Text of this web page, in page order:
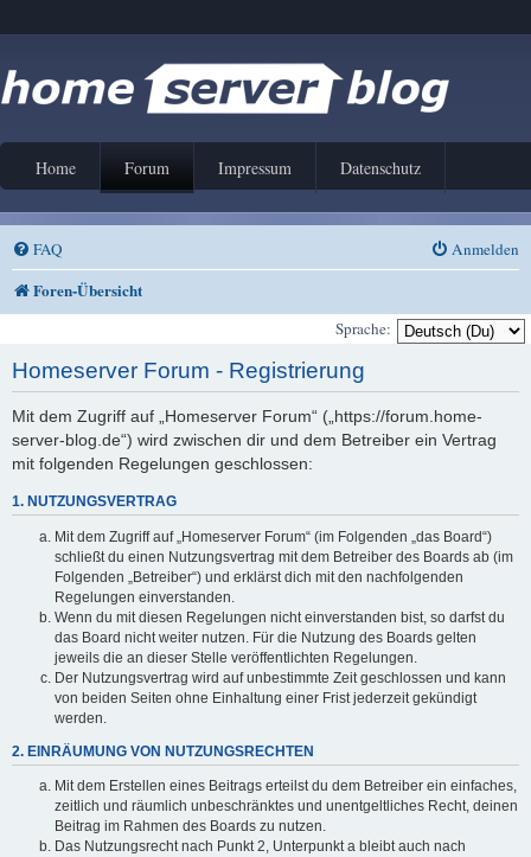
Home Forum Impressum Datenschutz
FAQ Anmelden
Foren-Übersicht
Sprache:
Homeserver Forum - Registrierung
Mit dem Zugriff auf „Homeserver Forum“ („https://forum.home-
server-blog.de“) wird zwischen dir und dem Betreiber ein Vertrag
mit folgenden Regelungen geschlossen:
1. NUTZUNGSVERTRAG
Mit dem Zugriff auf „Homeserver Forum“ (im Folgenden „das Board“)
schließt du einen Nutzungsvertrag mit dem Betreiber des Boards ab (im
Folgenden „Betreiber“) und erklärst dich mit den nachfolgenden
Regelungen einverstanden.
Wenn du mit diesen Regelungen nicht einverstanden bist, so darfst du
das Board nicht weiter nutzen. Für die Nutzung des Boards gelten
jeweils die an dieser Stelle veröffentlichten Regelungen.
Der Nutzungsvertrag wird auf unbestimmte Zeit geschlossen und kann
von beiden Seiten ohne Einhaltung einer Frist jederzeit gekündigt
werden.
2. EINRÄUMUNG VON NUTZUNGSRECHTEN
Mit dem Erstellen eines Beitrags erteilst du dem Betreiber ein einfaches,
zeitlich und räumlich unbeschränktes und unentgeltliches Recht, deinen
Beitrag im Rahmen des Boards zu nutzen.
Das Nutzungsrecht nach Punkt 2, Unterpunkt a bleibt auch nach